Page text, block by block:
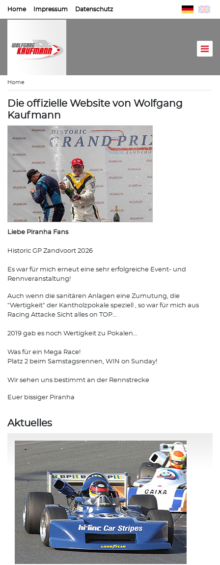
Home Impressum Datenschutz
Home
Die offizielle Website von Wolfgang
Kaufmann
Liebe Piranha Fans
Historic GP Zandvoort 2026
Es war für mich erneut eine sehr erfolgreiche Event- und
Rennveranstaltung!
Auch wenn die sanitären Anlagen eine Zumutung, die
"Wertigkeit" der Kantholzpokale speziell , so war für mich aus
Racing Attacke Sicht alles on TOP...
2019 gab es noch Wertigkeit zu Pokalen...
Was für ein Mega Race!
Platz 2 beim Samstagsrennen, WIN on Sunday!
Wir sehen uns bestimmt an der Rennstrecke
Euer bissiger Piranha
Aktuelles